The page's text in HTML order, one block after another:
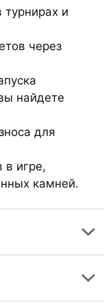
и
через
найдете
для
в игре,
камней.